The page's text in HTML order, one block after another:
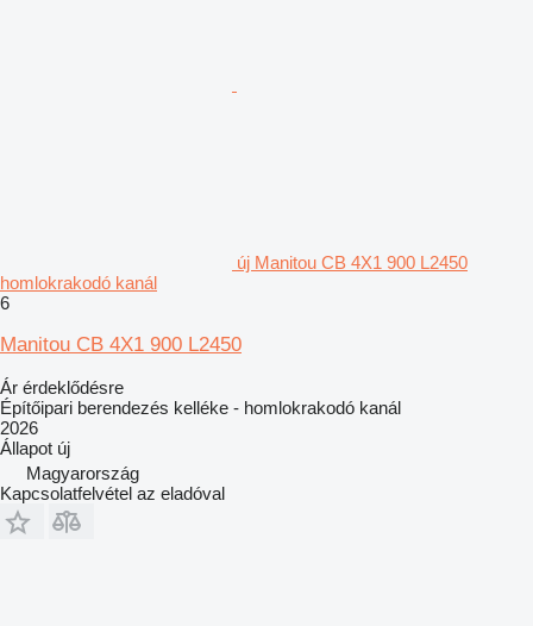
új Manitou CB 4X1 900 L2450
homlokrakodó kanál
6
Manitou CB 4X1 900 L2450
Ár érdeklődésre
Építőipari berendezés kelléke - homlokrakodó kanál
2026
Állapot új
Magyarország
Kapcsolatfelvétel az eladóval